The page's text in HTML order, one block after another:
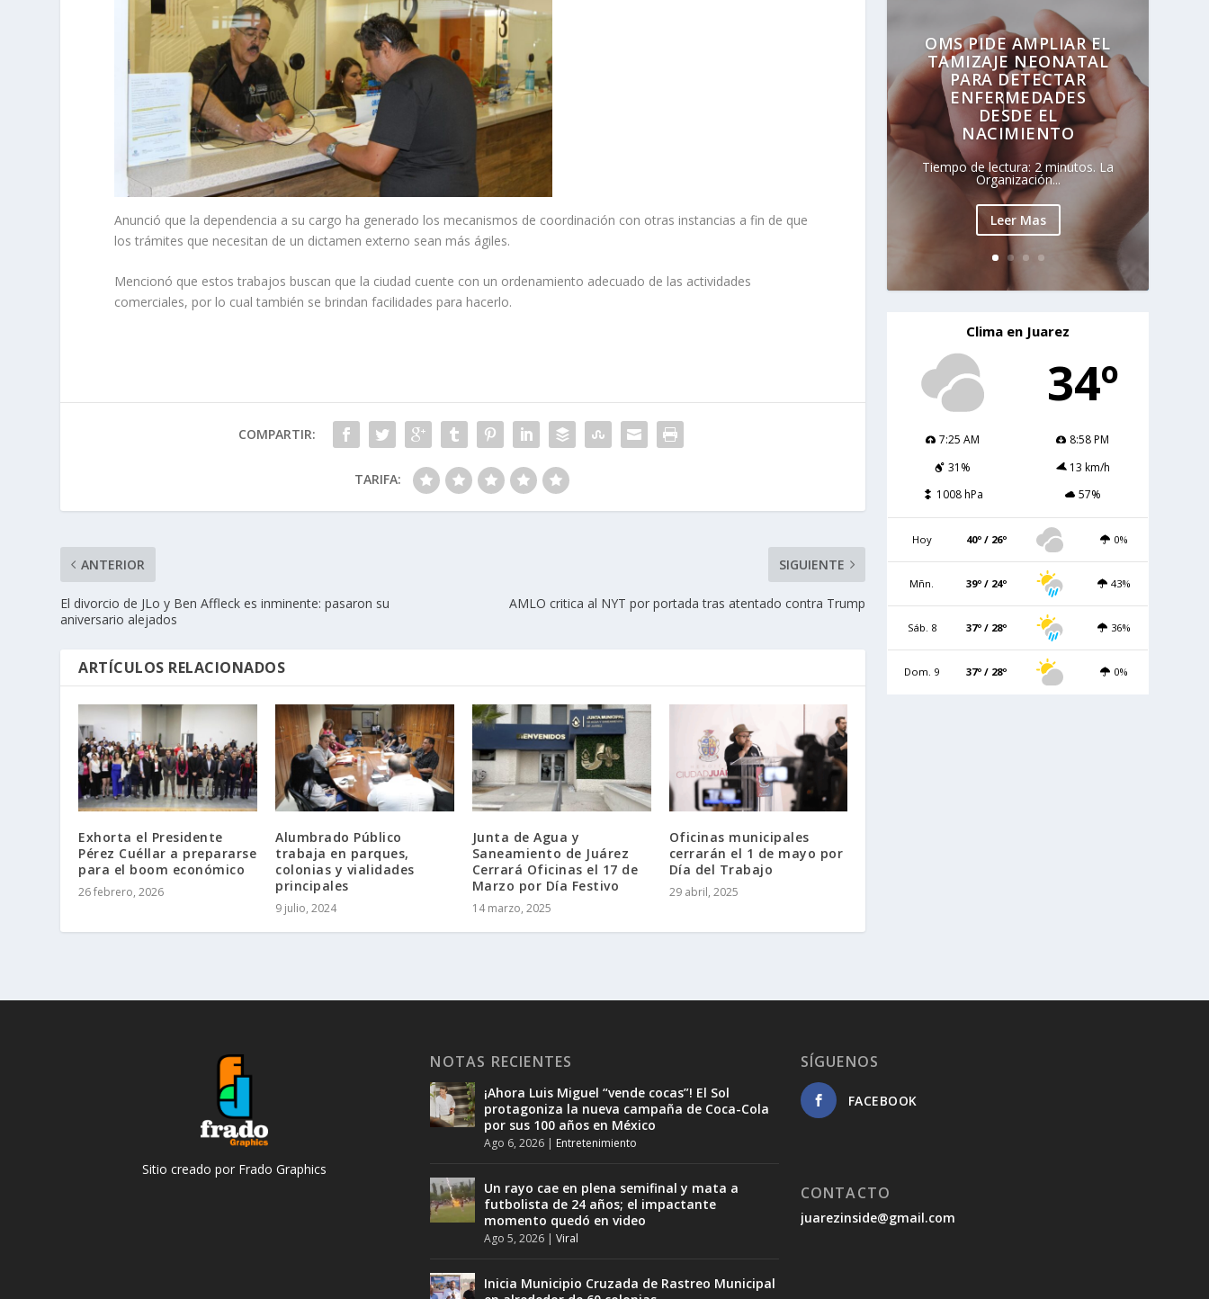
Anunció que la dependencia a su cargo ha generado los mecanismos de coordinación con otras instancias a fin de que
los trámites que necesitan de un dictamen externo sean más ágiles.
Mencionó que estos trabajos buscan que la ciudad cuente con un ordenamiento adecuado de las actividades
comerciales, por lo cual también se brindan facilidades para hacerlo.
COMPARTIR:
TARIFA:
ANTERIOR
El divorcio de JLo y Ben Affleck es inminente: pasaron su
aniversario alejados
SIGUIENTE
AMLO critica al NYT por portada tras atentado contra Trump
ARTÍCULOS RELACIONADOS
Exhorta el Presidente
Pérez Cuéllar a prepararse
para el boom económico
26 febrero, 2026
Alumbrado Público
trabaja en parques,
colonias y vialidades
principales
9 julio, 2024
Junta de Agua y
Saneamiento de Juárez
Cerrará Oficinas el 17 de
Marzo por Día Festivo
14 marzo, 2025
Oficinas municipales
cerrarán el 1 de mayo por
Día del Trabajo
29 abril, 2025
OMS PIDE AMPLIAR EL
TAMIZAJE NEONATAL
PARA DETECTAR
ENFERMEDADES
DESDE EL
NACIMIENTO
Tiempo de lectura: 2 minutos. La
Organización...
Leer Mas
Clima en Juarez
34º
7:25 AM
8:58 PM
31%
13 km/h
1008 hPa
57%
Hoy 40º / 26º 0%
Mñn. 39º / 24º 43%
Sáb. 8 37º / 28º 36%
Dom. 9 37º / 28º 0%
Sitio creado por Frado Graphics
NOTAS RECIENTES
¡Ahora Luis Miguel “vende cocas”! El Sol
protagoniza la nueva campaña de Coca-Cola
por sus 100 años en México
Ago 6, 2026 Entretenimiento
Un rayo cae en plena semifinal y mata a
futbolista de 24 años; el impactante
momento quedó en video
Ago 5, 2026 |Viral
Inicia Municipio Cruzada de Rastreo Municipal
SÍGUENOS
FACEBOOK
CONTACTO
juarezinside@gmail.com